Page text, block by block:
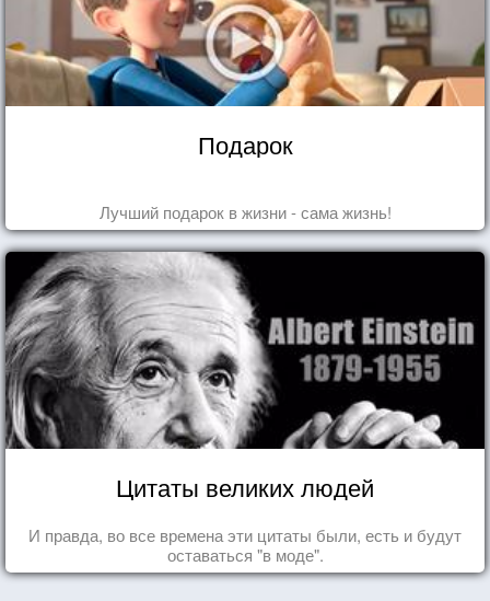
Подарок
Лучший подарок в жизни - сама жизнь!
Цитаты великих людей
И правда, во все времена эти цитаты были, есть и будут
оставаться "в моде".